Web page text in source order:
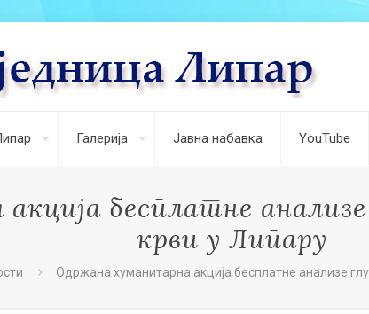
Галерија Јавна набавка YouTube
бесплатне
крви у Липару
Одржана хуманитарна акција бесплатне анализе